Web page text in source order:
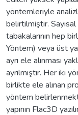
yöntemleriyle
belirtilmiştir.
tabakalarının hep
Yöntem) veya üst
ayrı ele alınması
ayrılmıştır. Her iki
birlikte ele alınan
yöntem
yapının Flac3D